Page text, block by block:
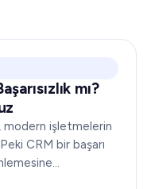
mı?
modern işletmelerin
CRM bir başarı
açısı sunmak için